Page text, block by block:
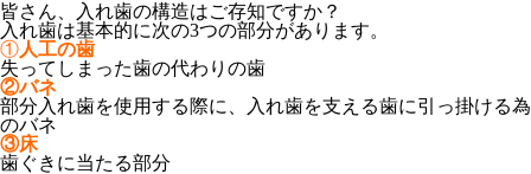
皆さん、入れ歯の構造はご存知ですか？
入れ歯は基本的に次の3つの部分があります。
①人工の歯
失ってしまった歯の代わりの歯
②バネ
部分入れ歯を使用する際に、入れ歯を支える歯に引っ掛ける為
のバネ
③床
歯ぐきに当たる部分